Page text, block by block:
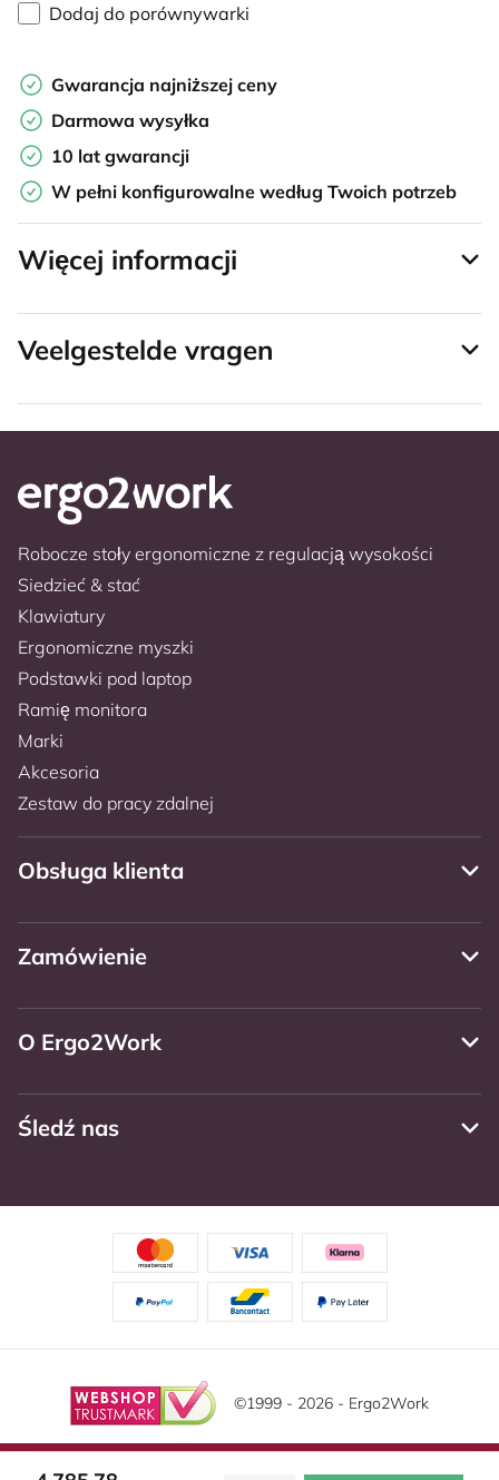
Dodaj do porównywarki
Gwarancja najniższej ceny
Darmowa wysyłka
10 lat gwarancji
W pełni konfigurowalne według Twoich potrzeb
Więcej informacji
Veelgestelde vragen
Robocze stoły ergonomiczne z regulacją wysokości
Siedzieć & stać
Klawiatury
Ergonomiczne myszki
Podstawki pod laptop
Ramię monitora
Marki
Akcesoria
Zestaw do pracy zdalnej
Obsługa klienta
Zamówienie
O Ergo2Work
Śledź nas
©1999 - 2026 - Ergo2Work